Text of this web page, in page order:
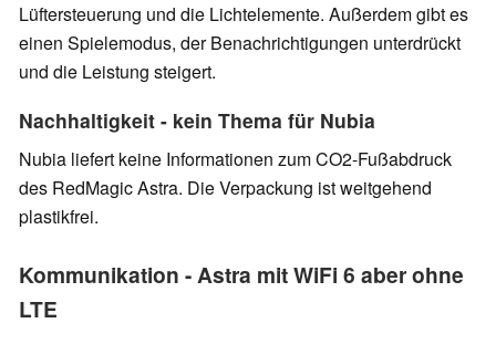
Lüftersteuerung und die Lichtelemente. Außerdem gibt es
einen Spielemodus, der Benachrichtigungen unterdrückt
und die Leistung steigert.
Nachhaltigkeit - kein Thema für Nubia
Nubia liefert keine Informationen zum CO2-Fußabdruck
des RedMagic Astra. Die Verpackung ist weitgehend
plastikfrei.
Kommunikation - Astra mit WiFi 6 aber ohne
LTE